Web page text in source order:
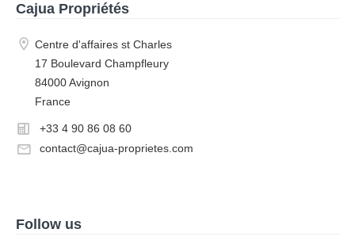
Cajua Propriétés
Centre d'affaires st Charles
17 Boulevard Champfleury
84000 Avignon
France
+33 4 90 86 08 60
contact@cajua-proprietes.com
Follow us